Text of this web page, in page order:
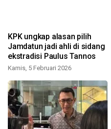
KPK ungkap alasan pilih
Jamdatun jadi ahli di sidang
ekstradisi Paulus Tannos
Kamis, 5 Februari 2026